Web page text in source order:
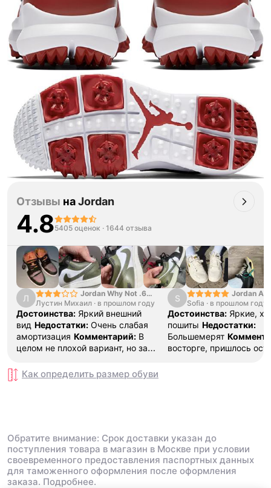
Отзывы наJordan
4.85405 оценок · 1644 отзыва
Л
Jordan Why Not .6
"Bright Crimson" PF
Лустин Михаил · в прошлом году
Достоинства: Яркий внешний
вид Недостатки: Очень слабая
амортизация Комментарий: В
целом не плохой вариант, но за
множество других более хороших
баскетбольных кроссовок
S
Jordan Air
SE "Turf
Sofia · в прошлом году
Достоинства: Яркие,
пошиты Недостатки:
Большемерят
восторге, пришлось
Как определить размер обуви
Обратите внимание: Срок доставки указан до
поступления товара в магазин в Москве при условии
своевременного предоставления паспортных данных
для таможенного оформления после оформления
заказа. Подробнее.